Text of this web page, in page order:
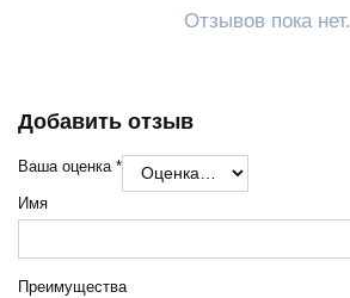
Отзывов пока нет.
Добавить отзыв
Ваша оценка *
Имя
Преимущества